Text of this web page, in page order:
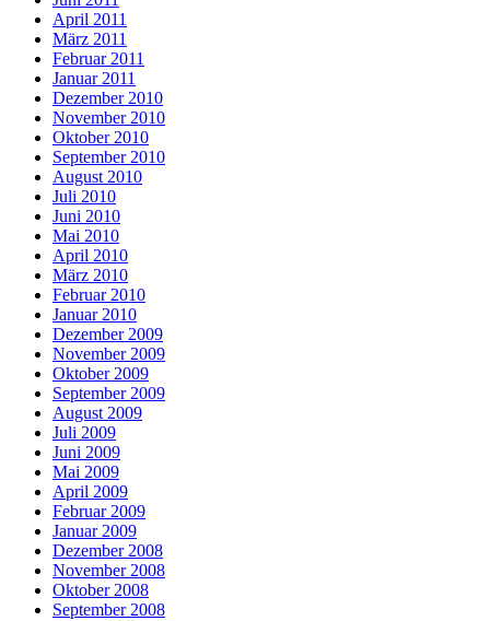
April 2011
März 2011
Februar 2011
Januar 2011
Dezember 2010
November 2010
Oktober 2010
September 2010
August 2010
Juli 2010
Juni 2010
Mai 2010
April 2010
März 2010
Februar 2010
Januar 2010
Dezember 2009
November 2009
Oktober 2009
September 2009
August 2009
Juli 2009
Juni 2009
Mai 2009
April 2009
Februar 2009
Januar 2009
Dezember 2008
November 2008
Oktober 2008
September 2008